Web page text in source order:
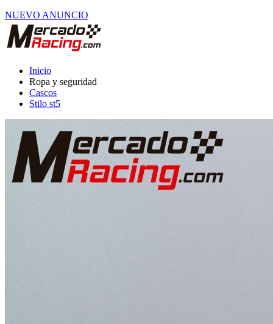
NUEVO ANUNCIO
Inicio
Ropa y seguridad
Cascos
Stilo st5